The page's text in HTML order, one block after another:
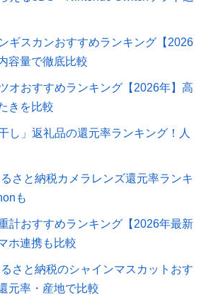
ギスカンおすすめランキング【2026
容量で徹底比較
オおすすめランキング【2026年】高
きを比較
し」返礼品の還元率ランキング！人
るさと納税カメラレンズ還元率ランキ
も
計おすすめランキング【2026年最新
ホ連携も比較
るさと納税のシャインマスカットおす
元率・産地で比較